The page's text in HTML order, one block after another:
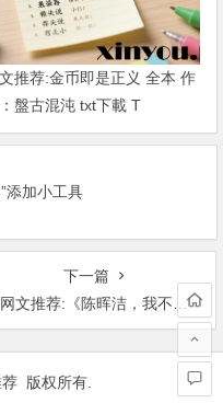
推荐:金币即是正义 全本 作
盤古混沌 txt下載 T
添加小工具
下一篇
网文推荐:《陈晖洁，我不做好人了！》 作者:四重今天不做饭 1-754章完本 TXT下载
版权所有.